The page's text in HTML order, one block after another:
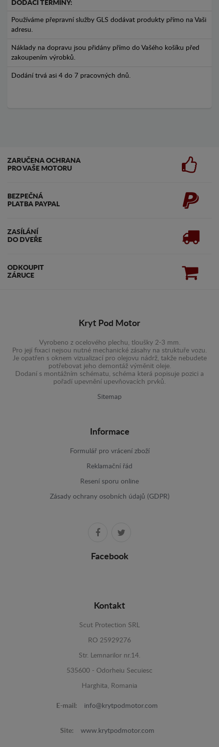
DODACÍ TERMINY:
Používáme přepravní služby GLS dodávat produkty přímo na Vaši
adresu.
Náklady na dopravu jsou přidány přímo do Vašého košíku před
zakoupením výrobků.
Dodání trvá asi 4 do 7 pracovných dnů.
ZARUČENA OCHRANA
PRO VAŠE MOTORU
BEZPEČNÁ
PLATBA PAYPAL
ZASÍLÁNÍ
DO DVEŘE
ODKOUPIT
ZÁRUCE
Kryt Pod Motor
Vyrobeno z ocelového plechu, tloušky 2-3 mm.
Pro její fixaci nejsou nutné mechanické zásahy na struktuře vozu.
Je opatřen s oknem vizualizací pro olejovu nádrž, takže nebudete
potřebovat jeho demontáž výměnit oleje.
Dodaní s montážním schématu, schéma která popisuje pozici a
pořadí upevnění upevňovacích prvků.
Sitemap
Informace
Formulář pro vrácení zboží
Reklamační řád
Resení sporu online
Zásady ochrany osobních údajů (GDPR)
Facebook
Kontakt
Scut Protection SRL
RO 25929276
Str. Lemnarilor nr.14.
535600 - Odorheiu Secuiesc
Harghita, Romania
E-mail: info@krytpodmotor.com
Site: www.krytpodmotor.com